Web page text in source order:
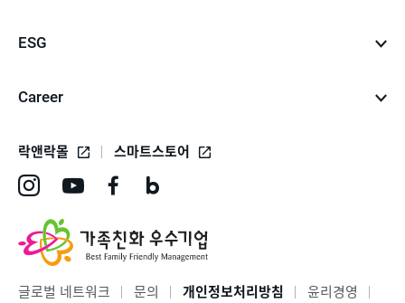
ESG
Career
락앤락몰 스마트스토어
스
타
브
스
버
글로벌 네트워크 문의 개인정보처리방침 윤리경영